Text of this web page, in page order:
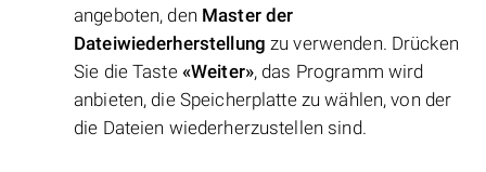
angeboten, den Master der
Dateiwiederherstellung zu verwenden. Drücken
Sie die Taste «Weiter», das Programm wird
anbieten, die Speicherplatte zu wählen, von der
die Dateien wiederherzustellen sind.